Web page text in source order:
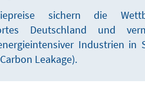
sichern die
Deutschland und
Industrien in
Leakage).